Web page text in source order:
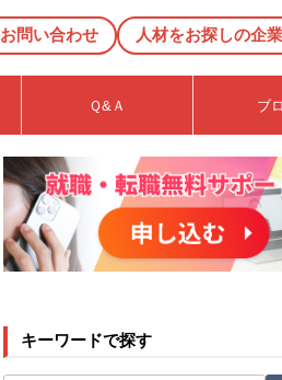
お問い合わせ 人材をお探しの企
Ｑ&Ａ ブ
キーワードで探す